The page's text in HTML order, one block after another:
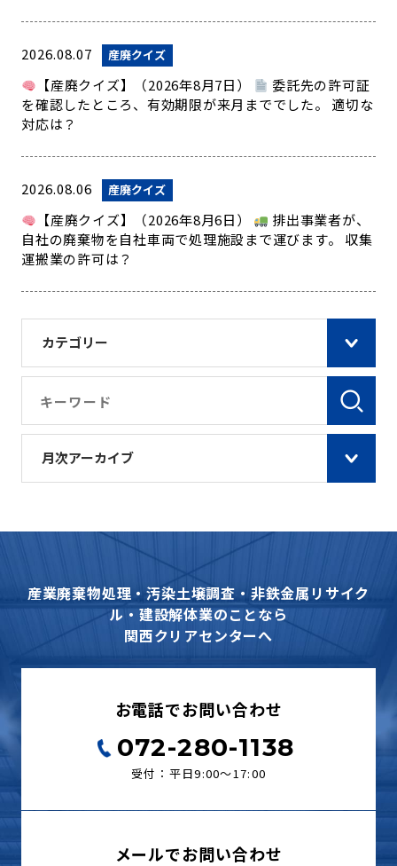
カテゴリー
月次アーカイブ
2026.08.07 産廃クイズ
【産廃クイズ】（2026年8月7日）
委託先の許可証
を確認したところ、有効期限が来月まででした。 適切な
対応は？
2026.08.06 産廃クイズ
【産廃クイズ】（2026年8月6日）
排出事業者が、
自社の廃棄物を自社車両で処理施設まで運びます。 収集
運搬業の許可は？
産業廃棄物処理・汚染土壌調査・非鉄金属リサイク
ル・建設解体業のことなら
関西クリアセンターへ
お電話でお問い合わせ
072-280-1138
受付：平日9:00〜17:00
メールでお問い合わせ